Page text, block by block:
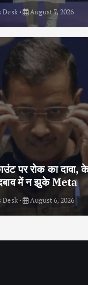
Desk August 7, 2026
पर रोक का दावा,
में न झुके Meta
Desk August 6, 2026